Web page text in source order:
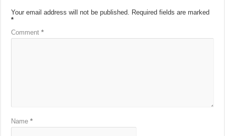
Your email address will not be published. Required fields are marked
*
Comment*
Name*